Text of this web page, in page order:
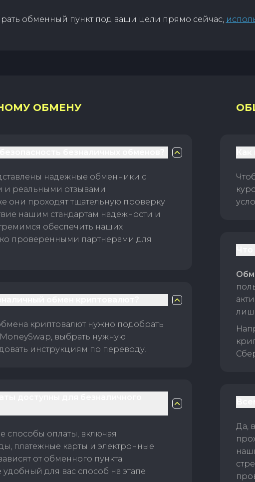
обменный пункт под ваши цели прямо сейчас,
ОБМЕНУ
надежные обменники с
и реальными отзывами
они проходят тщательную проверку
нашим стандартам надежности и
обеспечить наших
проверенными партнерами для
криптовалют нужно подобрать
выбрать нужную
инструкциям по переводу.
способы оплаты, включая
платежные карты и электронные
от обменного пункта.
для вас способ на этапе
Да,